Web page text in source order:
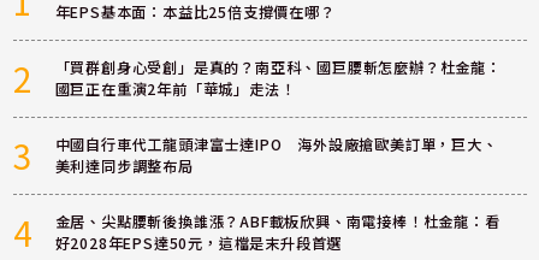
年EPS基本面：本益比25倍支撐價在哪？
2
「買群創身心受創」是真的？南亞科、國巨腰斬怎麼辦？杜金龍：
國巨正在重演2年前「華城」走法！
3
中國自行車代工龍頭津富士達IPO 海外設廠搶歐美訂單，巨大、
美利達同步調整布局
4
金居、尖點腰斬後換誰漲？ABF載板欣興、南電接棒！杜金龍：看
好2028年EPS達50元，這檔是末升段首選